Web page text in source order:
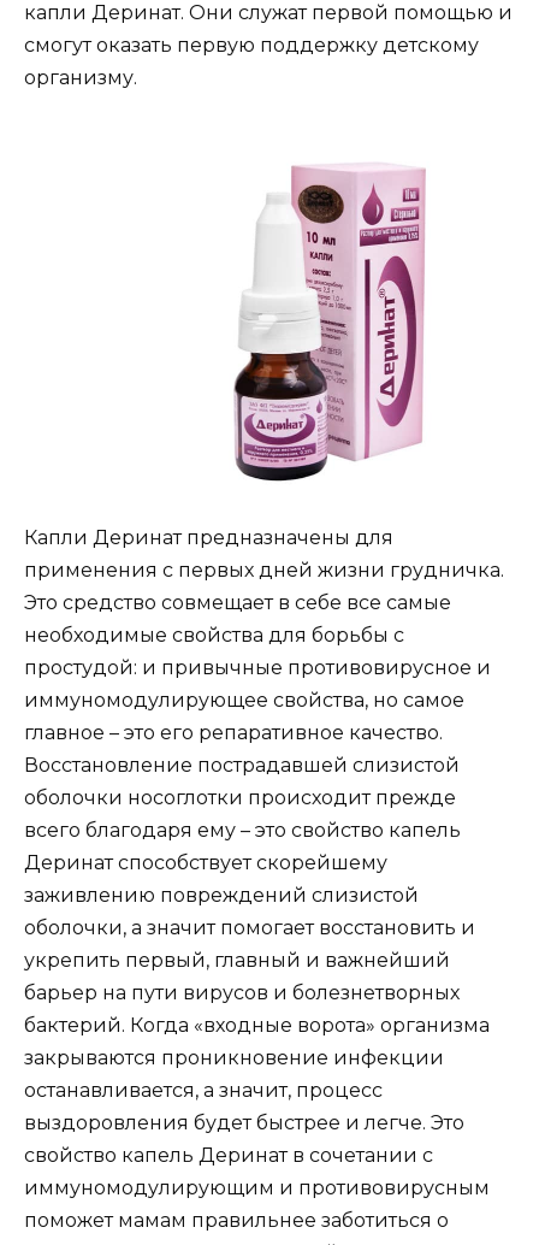
капли Деринат. Они служат первой помощью и
смогут оказать первую поддержку детскому
организму.
Капли Деринат предназначены для
применения с первых дней жизни грудничка.
Это средство совмещает в себе все самые
необходимые свойства для борьбы с
простудой: и привычные противовирусное и
иммуномодулирующее свойства, но самое
главное – это его репаративное качество.
Восстановление пострадавшей слизистой
оболочки носоглотки происходит прежде
всего благодаря ему – это свойство капель
Деринат способствует скорейшему
заживлению повреждений слизистой
оболочки, а значит помогает восстановить и
укрепить первый, главный и важнейший
барьер на пути вирусов и болезнетворных
бактерий. Когда «входные ворота» организма
закрываются проникновение инфекции
останавливается, а значит, процесс
выздоровления будет быстрее и легче. Это
свойство капель Деринат в сочетании с
иммуномодулирующим и противовирусным
поможет мамам правильнее заботиться о